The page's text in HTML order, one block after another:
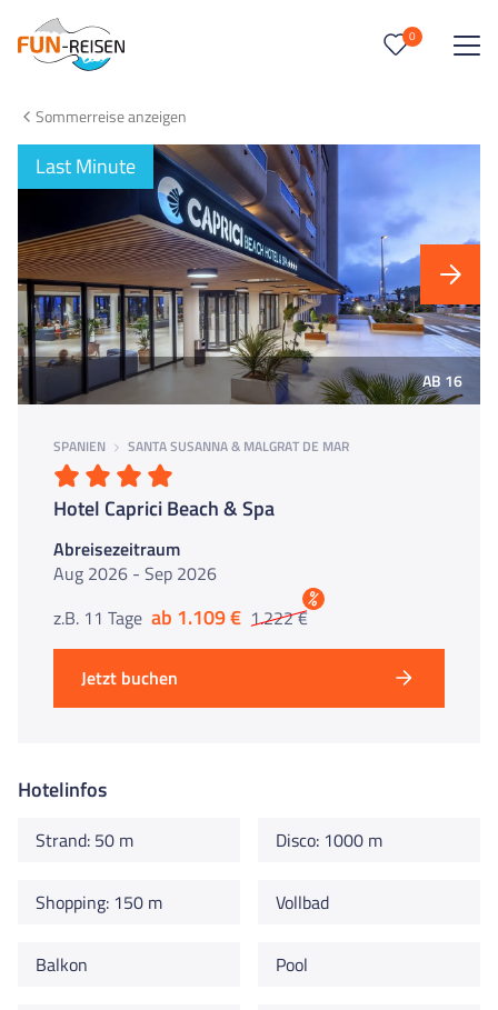
0
Keine Reisen auf der Merkliste
Sommerreise anzeigen
Last Minute
AB 16
SPANIEN SANTA SUSANNA & MALGRAT DE MAR
Hotel Caprici Beach & Spa
Abreisezeitraum
Aug 2026 - Sep 2026
z.B. 11 Tage ab 1.109 € 1.222 €
%
Jetzt buchen
Hotelinfos
Strand: 50 m Disco: 1000 m
Shopping: 150 m Vollbad
Balkon Pool